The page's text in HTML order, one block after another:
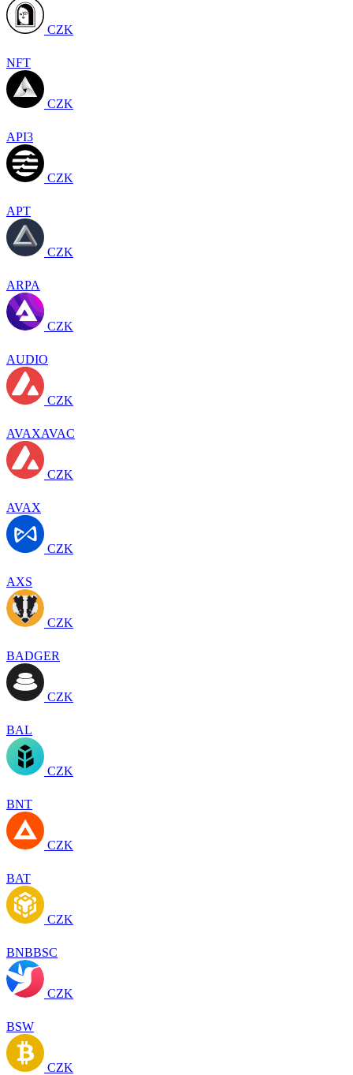
CZK
NFT
CZK
API3
CZK
APT
CZK
ARPA
CZK
AUDIO
CZK
AVAXAVAC
CZK
AVAX
CZK
AXS
CZK
BADGER
CZK
BAL
CZK
BNT
CZK
BAT
CZK
BNBBSC
CZK
BSW
CZK